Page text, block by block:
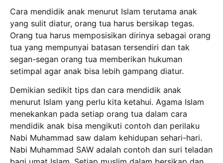
Cara mendidik anak menurut Islam terutama anak
yang sulit diatur, orang tua harus bersikap tegas.
Orang tua harus memposisikan dirinya sebagai orang
tua yang mempunyai batasan tersendiri dan tak
segan-segan orang tua memberikan hukuman
setimpal agar anak bisa lebih gampang diatur.
Demikian sedikit tips dan cara mendidik anak
menurut Islam yang perlu kita ketahui. Agama Islam
menekankan pada setiap orang tua dalam cara
mendidik anak bisa mengikuti contoh dan perilaku
Nabi Muhammad saw dalam kehidupan sehari-hari.
Nabi Muhammad SAW adalah contoh dan suri teladan